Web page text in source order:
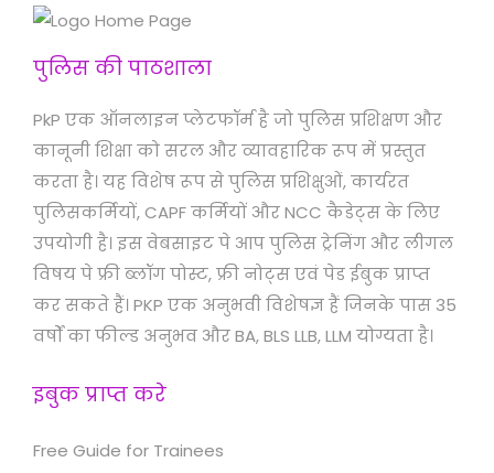
पुलिस की पाठशाला
PkP एक ऑनलाइन प्लेटफॉर्म है जो पुलिस प्रशिक्षण और
कानूनी शिक्षा को सरल और व्यावहारिक रूप में प्रस्तुत
करता है। यह विशेष रूप से पुलिस प्रशिक्षुओं, कार्यरत
पुलिसकर्मियों, CAPF कर्मियों और NCC कैडेट्स के लिए
उपयोगी है। इस वेबसाइट पे आप पुलिस ट्रेनिंग और लीगल
विषय पे फ्री ब्लॉग पोस्ट, फ्री नोट्स एवं पेड ईबुक प्राप्त
कर सकते हैं। PKP एक अनुभवी विशेषज्ञ हैं जिनके पास 35
वर्षों का फील्ड अनुभव और BA, BLS LLB, LLM योग्यता है।
इबुक प्राप्त करे
Free Guide for Trainees